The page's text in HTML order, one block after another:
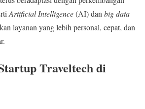
Artificial Intelligence(AI) dan big data
layanan yang lebih personal, cepat, dan
Traveltech di